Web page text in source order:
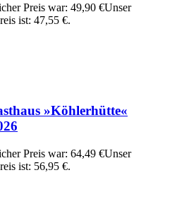
Preis war: 49,90 €Unser
ist: 47,55 €.
»Köhlerhütte«
Preis war: 64,49 €Unser
ist: 56,95 €.